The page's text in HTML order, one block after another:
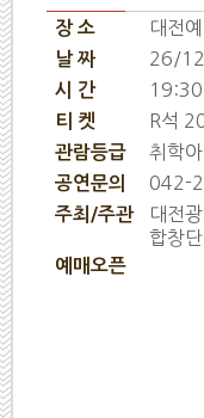
장 소 대전
날 짜 26/
시 간 19:30
티 켓 R석
관람등급 취학
공연문의 042-
주최/주관
대전
합창단
예매오픈